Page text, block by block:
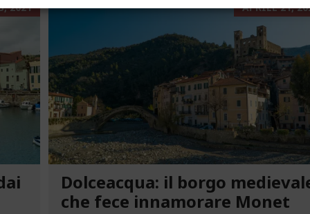
2021 APRILE 21,
Dolceacqua: il borgo
che fece innamorare Monet